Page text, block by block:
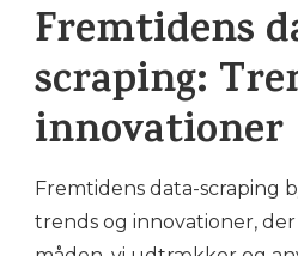
Fremtidens
scraping:
innovationer
Fremtidens data-scraping
trends og innovationer,